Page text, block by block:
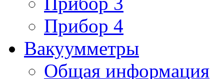
Прибор 4
Вакуумметры
Общая информация